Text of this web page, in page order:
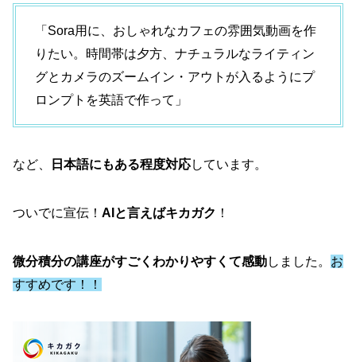
「Sora用に、おしゃれなカフェの雰囲気動画を作
りたい。時間帯は夕方、ナチュラルなライティン
グとカメラのズームイン・アウトが入るようにプ
ロンプトを英語で作って」
など、 日本語にもある程度対応しています。
ついでに宣伝！ AIと言えばキカガク ！
微分積分の講座がすごくわかりやすくて感動しました。 お
すすめです！！